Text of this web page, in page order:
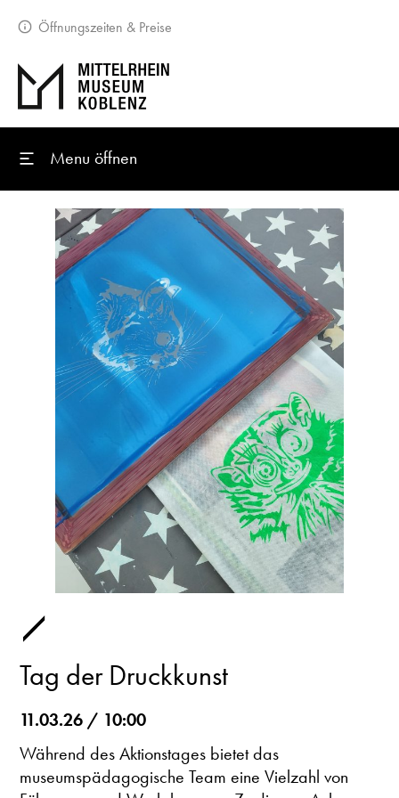
Öffnungszeiten & Preise
Menu öffnen
Tag der Druckkunst
11.03.26 / 10:00
Während des Aktionstages bietet das
museumspädagogische Team eine Vielzahl von